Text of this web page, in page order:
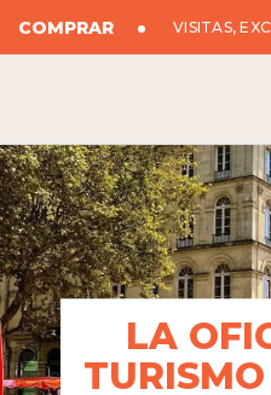
COMPRAR VISITAS,
LA